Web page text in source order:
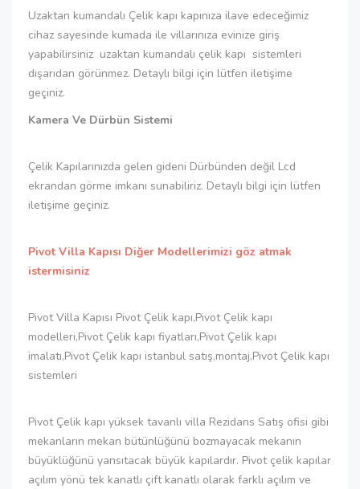
Uzaktan kumandalı Çelik kapı kapınıza ilave edeceğimiz
cihaz sayesinde kumada ile villarınıza evinize giriş
yapabilirsiniz uzaktan kumandalı çelik kapı sistemleri
dışarıdan görünmez. Detaylı bilgi için lütfen iletişime
geçiniz.
Kamera Ve Dürbün Sistemi
Çelik Kapılarınızda gelen gideni Dürbünden değil Lcd
ekrandan görme imkanı sunabiliriz. Detaylı bilgi için lütfen
iletişime geçiniz.
Pivot Villa Kapısı Diğer Modellerimizi göz atmak
istermisiniz
Pivot Villa Kapısı Pivot Çelik kapı,Pivot Çelik kapı
modelleri,Pivot Çelik kapı fiyatları,Pivot Çelik kapı
imalatı,Pivot Çelik kapı istanbul satış,montaj,Pivot Çelik kapı
sistemleri
Pivot Çelik kapı yüksek tavanlı villa Rezidans Satış ofisi gibi
mekanların mekan bütünlüğünü bozmayacak mekanın
büyüklüğünü yansıtacak büyük kapılardır. Pivot çelik kapılar
açılım yönü tek kanatlı çift kanatlı olarak farklı açılım ve